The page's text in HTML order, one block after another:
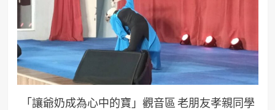
「讓爺奶成為心中的寶」觀音區 老朋友孝親同學